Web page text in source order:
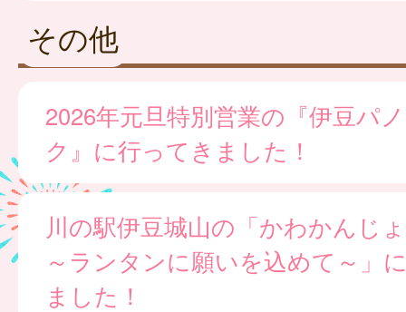
その他
2026年元旦特別営業の『伊豆パ
ク』に行ってきました！
川の駅伊豆城山の「かわかんじ
～ランタンに願いを込めて～」
ました！